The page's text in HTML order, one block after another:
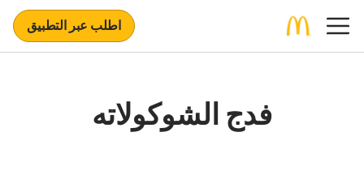
اطلب عبر التطبيق
فدج الشوكولاته